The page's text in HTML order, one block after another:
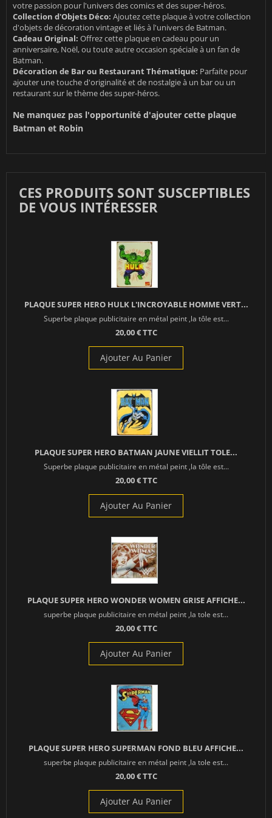
votre passion pour l'univers des comics et des super-héros.
Collection d'Objets Déco: Ajoutez cette plaque à votre collection
d'objets de décoration vintage et liés à l'univers de Batman.
Cadeau Original: Offrez cette plaque en cadeau pour un
anniversaire, Noël, ou toute autre occasion spéciale à un fan de
Batman.
Décoration de Bar ou Restaurant Thématique: Parfaite pour
ajouter une touche d'originalité et de nostalgie à un bar ou un
restaurant sur le thème des super-héros.
Ne manquez pas l'opportunité d'ajouter cette plaque
Batman et Robin
CES PRODUITS SONT SUSCEPTIBLES
DE VOUS INTÉRESSER
PLAQUE SUPER HERO HULK L'INCROYABLE HOMME VERT...
Superbe plaque publicitaire en métal peint ,la tôle est...
20,00 € TTC
Ajouter Au Panier
PLAQUE SUPER HERO BATMAN JAUNE VIELLIT TOLE...
Superbe plaque publicitaire en métal peint ,la tôle est...
20,00 € TTC
Ajouter Au Panier
PLAQUE SUPER HERO WONDER WOMEN GRISE AFFICHE...
superbe plaque publicitaire en métal peint ,la tole est...
20,00 € TTC
Ajouter Au Panier
PLAQUE SUPER HERO SUPERMAN FOND BLEU AFFICHE...
superbe plaque publicitaire en métal peint ,la tole est...
20,00 € TTC
Ajouter Au Panier